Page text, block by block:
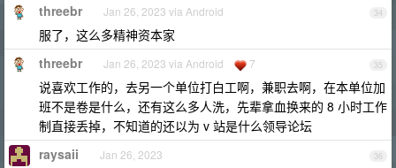
34
threebr Jan 26, 2023 via Android
服了，这么多精神资本家
35
threebr Jan 26, 2023 via Android 7
说喜欢工作的，去另一个单位打白工啊，兼职去啊，在本单位加
班不是卷是什么，还有这么多人洗，先辈拿血换来的 8 小时工作
制直接丢掉，不知道的还以为 v 站是什么领导论坛
36
raysaii Jan 26, 2023